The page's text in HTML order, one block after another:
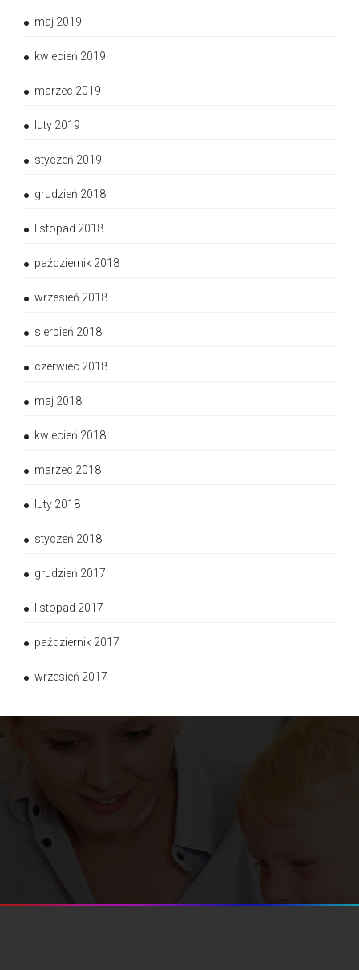
maj 2019
kwiecień 2019
marzec 2019
luty 2019
styczeń 2019
grudzień 2018
listopad 2018
październik 2018
wrzesień 2018
sierpień 2018
czerwiec 2018
maj 2018
kwiecień 2018
marzec 2018
luty 2018
styczeń 2018
grudzień 2017
listopad 2017
październik 2017
wrzesień 2017